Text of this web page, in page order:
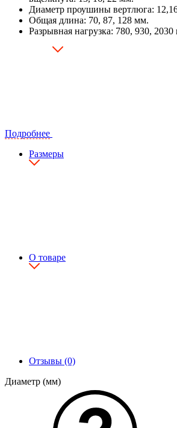
Диаметр проушины вертлюга:
Общая длина: 70, 87, 128 мм.
Разрывная нагрузка: 780, 930, 2030
Подробнее
Размеры
О товаре
Отзывы (0)
Диаметр (мм)